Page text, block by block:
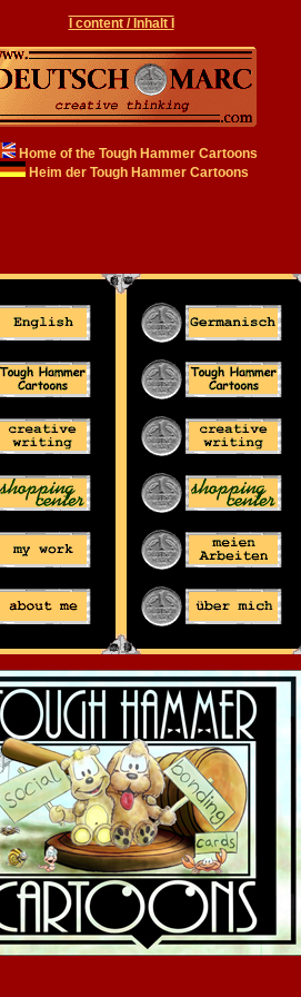
I content / Inhalt I
Home of the Tough Hammer Cartoons
Heim der Tough Hammer Cartoons